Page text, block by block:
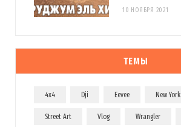
10 НОЯБРЯ 2021
ТЕМЫ
4x4 Dji Eevee New York
Street Art Vlog Wrangler